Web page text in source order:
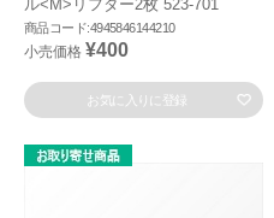
ル<M>リフター2枚 523-701
商品コード:4945846144210
小売価格 ¥400
お気に入りに登録